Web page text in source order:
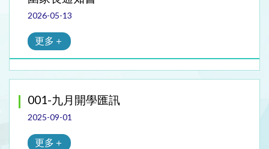
2026-05-13
更多＋
001-九月開學匯訊
2025-09-01
更多＋